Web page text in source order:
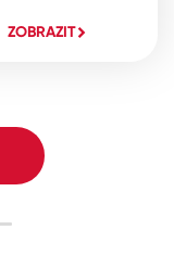
ZOBRAZIT